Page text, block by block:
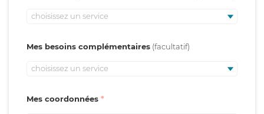
choisissez un service
Mes besoins complémentaires
choisissez un service
Mes coordonnées